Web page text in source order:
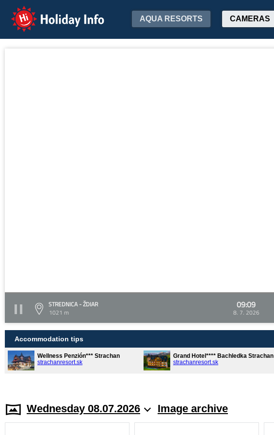
Holiday Info AQUA RESORTS CAMERAS
STREDNICA - ŽDIAR
1021 m
09:09
8. 7. 2026
Accommodation tips
Wellness Penzión*** Strachan
strachanresort.sk
Grand Hotel**** Bachledka Strachan
strachanresort.sk
Wednesday 08.07.2026 Image archive